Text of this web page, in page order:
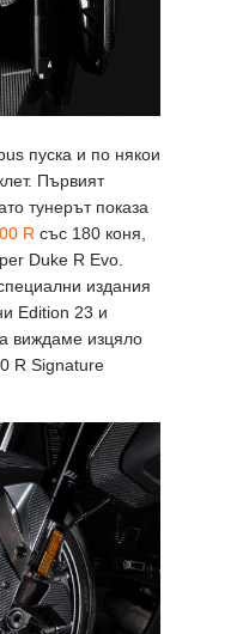
пуска и по някои
Първият
тунерът показа
R със 180 коня,
Duke R Evo.
издания
Edition 23 и
виждаме изцяло
R Signature